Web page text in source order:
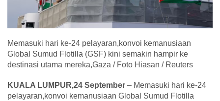
Memasuki hari ke-24 pelayaran,konvoi kemanusiaan
Global Sumud Flotilla (GSF) kini semakin hampir ke
destinasi utama mereka,Gaza / Foto Hiasan / Reuters
KUALA LUMPUR,24 September – Memasuki hari ke-24
pelayaran,konvoi kemanusiaan Global Sumud Flotilla